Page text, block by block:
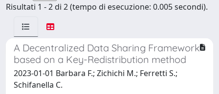
Risultati 1 - 2 di 2 (tempo di esecuzione: 0.005 secondi).
A Decentralized Data Sharing Framework
based on a Key-Redistribution method
2023-01-01 Barbara F.; Zichichi M.; Ferretti S.;
Schifanella C.